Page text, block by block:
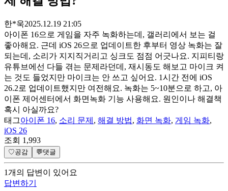
한*욱2025.12.19 21:05
아이폰 16으로 게임을 자주 녹화하는데, 갤러리에서 보는 걸
좋아해요. 근데 iOS 26으로 업데이트한 후부터 영상 녹화는 잘
되는데, 소리가 지지직거리고 싱크도 점점 어긋나요. 지피티랑
유튜브에선 다들 겪는 문제라던데, 재시동도 해보고 마이크 켜
는 것도 들었지만 마이크는 안 쓰고 싶어요. 1시간 전에 iOS
26.2로 업데이트했지만 여전해요. 녹화는 5~10분으로 하고, 아
이폰 제어센터에서 화면녹화 기능 사용해요. 원인이나 해결책
혹시 아실까요?
태그아이폰 16, 소리 문제 , 해결 방법, 화면 녹화, 게임 녹화,
iOS 26
조회 1,993
♡공감 💬댓글
1개 의 답변이 있어요
답변하기